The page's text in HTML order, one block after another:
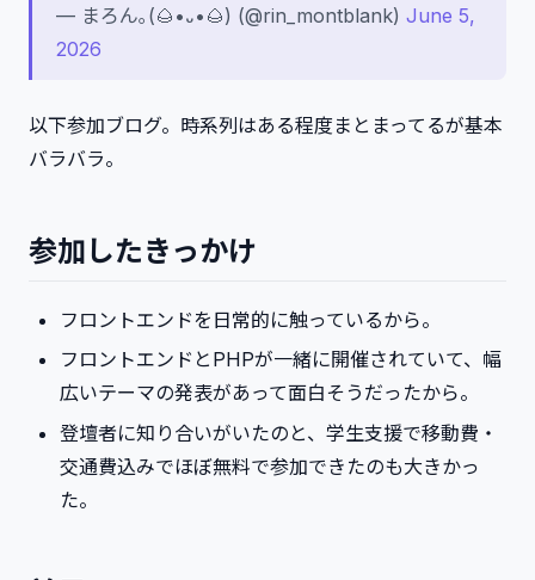
— まろん｡(🌰•᎑•🌰) (@rin_montblank) June 5,
2026
以下参加ブログ。時系列はある程度まとまってるが基本
バラバラ。
参加したきっかけ
フロントエンドを日常的に触っているから。
フロントエンドとPHPが一緒に開催されていて、幅
広いテーマの発表があって面白そうだったから。
登壇者に知り合いがいたのと、学生支援で移動費・
交通費込みでほぼ無料で参加できたのも大きかっ
た。